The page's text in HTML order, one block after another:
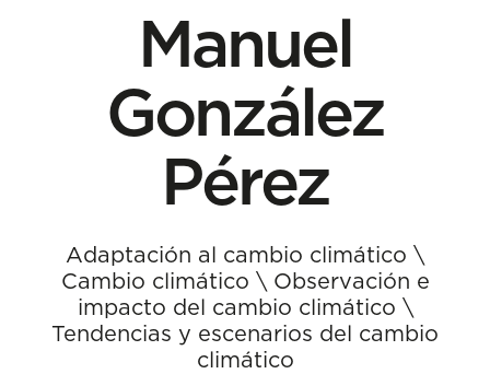
Manuel
González
Pérez
Adaptación al cambio climático \
Cambio climático \ Observación e
impacto del cambio climático \
Tendencias y escenarios del cambio
climático